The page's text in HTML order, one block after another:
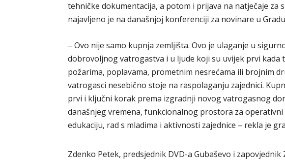
tehničke dokumentacija, a potom i prijava na natječaje za
najavljeno je na današnjoj konferenciji za novinare u
– Ovo nije samo kupnja zemljišta. Ovo je ulaganje u
dobrovoljnog vatrogastva i u ljude koji su uvijek prvi kada
požarima, poplavama, prometnim nesrećama ili brojnim
vatrogasci nesebično stoje na raspolaganju zajednici.
prvi i ključni korak prema izgradnji novog vatrogasnog
današnjeg vremena, funkcionalnog prostora za
edukaciju, rad s mladima i aktivnosti zajednice – rekla je
Zdenko Petek, predsjednik DVD-a Gubaševo i